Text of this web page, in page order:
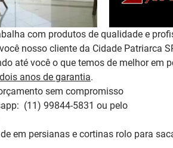
com produtos de qualidade e
nosso cliente da Cidade Patriarca
até você o que temos de melhor em
anos de garantia.
sem compromisso
(11) 99844-5831 ou pelo
em persianas e cortinas rolo para